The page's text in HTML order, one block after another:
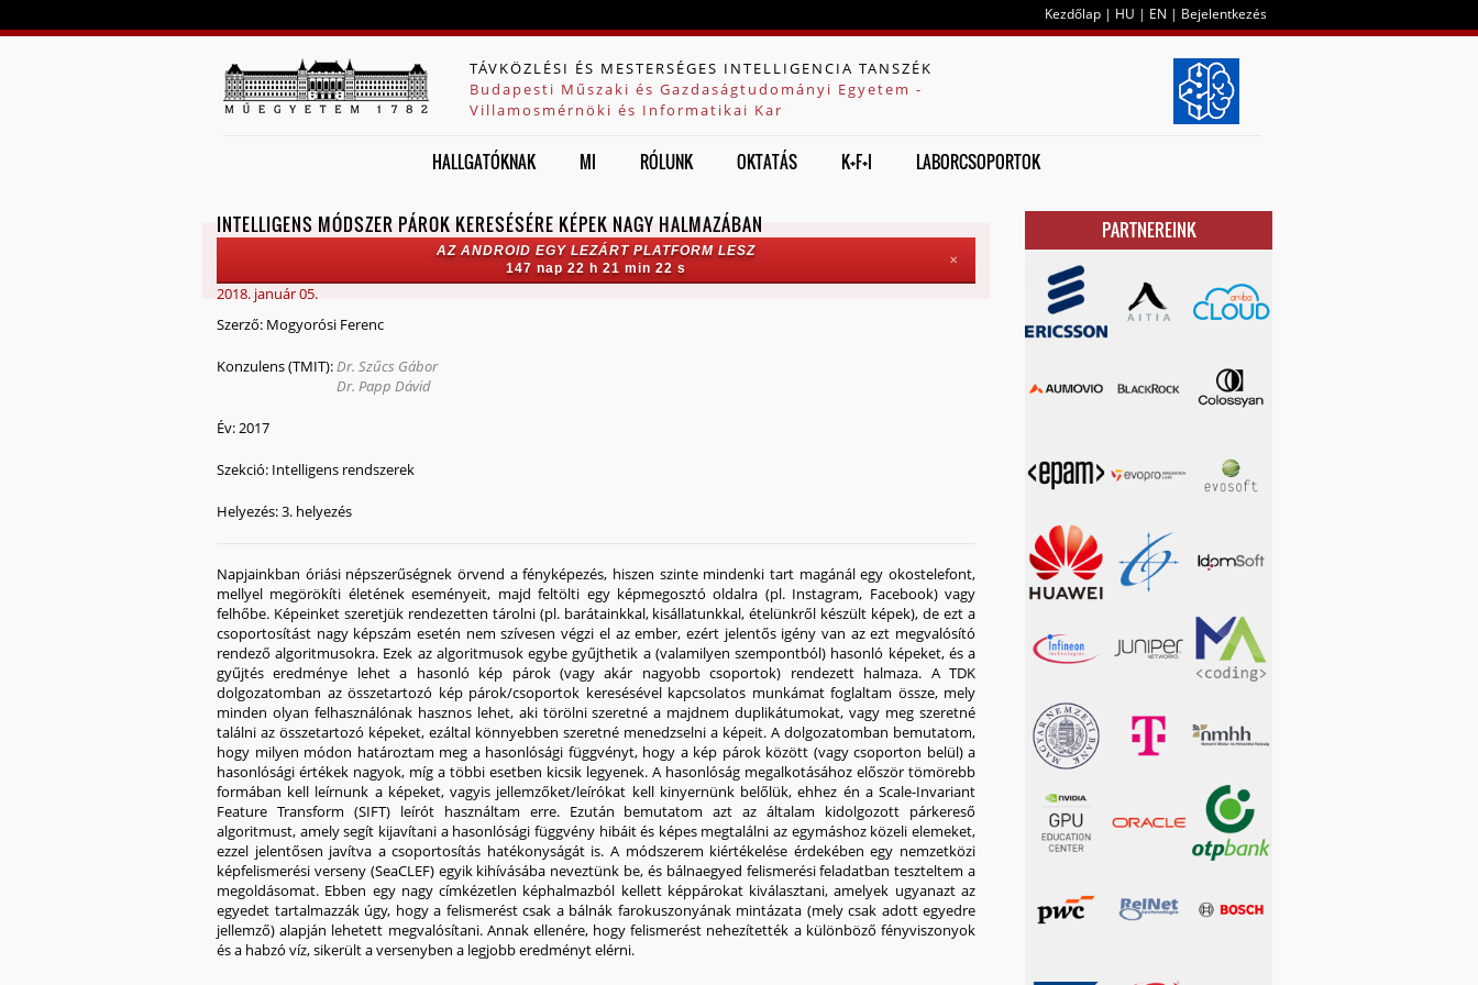
Kezdőlap | HU | EN | Bejelentkezés
TÁVKÖZLÉSI ÉS MESTERSÉGES INTELLIGENCIA TANSZÉK
Budapesti Műszaki és Gazdaságtudományi Egyetem -
Villamosmérnöki és Informatikai Kar
HALLGATÓKNAK MI RÓLUNK OKTATÁS K+F+I LABORCSOPORTOK
INTELLIGENS MÓDSZER PÁROK KERESÉSÉRE KÉPEK NAGY HALMAZÁBAN
AZ ANDROID EGY LEZÁRT PLATFORM LESZ
147 nap 22 h 21 min 21 s
✕
2018. január 05.
Szerző: Mogyorósi Ferenc
Konzulens (TMIT):Dr. Szűcs Gábor
Dr. Papp Dávid
Év:2017
Szekció: Intelligens rendszerek
Helyezés:3. helyezés
Napjainkban óriási népszerűségnek örvend a fényképezés, hiszen szinte mindenki tart magánál egy okostelefont,
mellyel megörökíti életének eseményeit, majd feltölti egy képmegosztó oldalra (pl. Instagram, Facebook) vagy
felhőbe. Képeinket szeretjük rendezetten tárolni (pl. barátainkkal, kisállatunkkal, ételünkről készült képek), de ezt a
csoportosítást nagy képszám esetén nem szívesen végzi el az ember, ezért jelentős igény van az ezt megvalósító
rendező algoritmusokra. Ezek az algoritmusok egybe gyűjthetik a (valamilyen szempontból) hasonló képeket, és a
gyűjtés eredménye lehet a hasonló kép párok (vagy akár nagyobb csoportok) rendezett halmaza. A TDK
dolgozatomban az összetartozó kép párok/csoportok keresésével kapcsolatos munkámat foglaltam össze, mely
minden olyan felhasználónak hasznos lehet, aki törölni szeretné a majdnem duplikátumokat, vagy meg szeretné
találni az összetartozó képeket, ezáltal könnyebben szeretné menedzselni a képeit. A dolgozatomban bemutatom,
hogy milyen módon határoztam meg a hasonlósági függvényt, hogy a kép párok között (vagy csoporton belül) a
hasonlósági értékek nagyok, míg a többi esetben kicsik legyenek. A hasonlóság megalkotásához először tömörebb
formában kell leírnunk a képeket, vagyis jellemzőket/leírókat kell kinyernünk belőlük, ehhez én a Scale-Invariant
Feature Transform (SIFT) leírót használtam erre. Ezután bemutatom azt az általam kidolgozott párkereső
algoritmust, amely segít kijavítani a hasonlósági függvény hibáit és képes megtalálni az egymáshoz közeli elemeket,
ezzel jelentősen javítva a csoportosítás hatékonyságát is. A módszerem kiértékelése érdekében egy nemzetközi
képfelismerési verseny (SeaCLEF) egyik kihívásába neveztünk be, és bálnaegyed felismerési feladatban teszteltem a
megoldásomat. Ebben egy nagy címkézetlen képhalmazból kellett képpárokat kiválasztani, amelyek ugyanazt az
egyedet tartalmazzák úgy, hogy a felismerést csak a bálnák farokuszonyának mintázata (mely csak adott egyedre
jellemző) alapján lehetett megvalósítani. Annak ellenére, hogy felismerést nehezítették a különböző fényviszonyok
és a habzó víz, sikerült a versenyben a legjobb eredményt elérni.
PARTNEREINK